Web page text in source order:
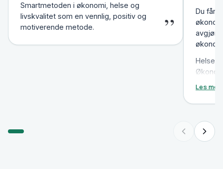
Smartmetoden i økonomi, helse og
livskvalitet som en vennlig, positiv og
motiverende metode.
”
Du får
Helse:
kurset.
kan bli
kurset/
Les mer